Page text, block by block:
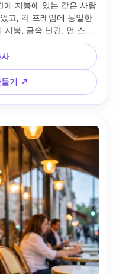
에 지붕에 있는 같은 사람
고, 각 프레임에 동일한
붕, 금속 난간, 먼 스카
만든다. 의상: 흰색 티셔
분한 머리, 실제 피부 텍
영: 등이나 넓은 중간 촬
깊이 바라보고, 실루에
간 프레임-측면 프로파
쪽에 따뜻한 금빛 빛을
락은 빛을 잡는다. 아래
에 기대고, 옆으로 약간
얼굴에 황금 시간 빛을 발
오렌지와 분홍색 색조,
화 깊이. 기분: 평화로운
합한 황금 빛. 부정적인
색상, 가짜 석양, 미용
들기 ↗